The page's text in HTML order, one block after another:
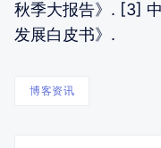
秋季大报告》. [3]
发展白皮书》.
博客资讯